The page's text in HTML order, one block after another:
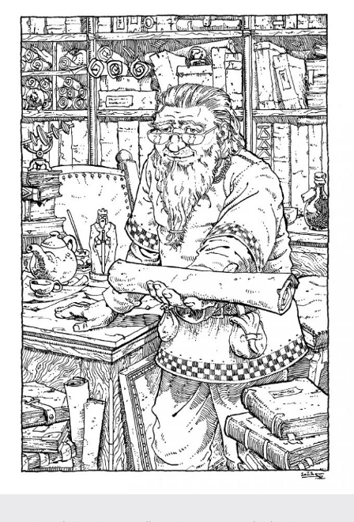
ugyanez a harminckilenc nap jelenti a
határidőt, ameddig a barátját fogva
tartók türelme kitart. És bár elsőre nem
tűnik súlyos nehezítésnek a napok
menedzselése, a távolságok
természetesen nem hidalhatók át
azonnal, ha két város messze van
egymástól, akkor az egyikből a másikba
bizony napokig tart az utazás.
Nagyszerűen
ötvöződnek a
klasszikus fantasy
elemek a
földhözragadtabb és
realistább részletekkel,
legalább akkora
szerepe van a
varázslatoknak, mint a
politikának és az
intrikának.